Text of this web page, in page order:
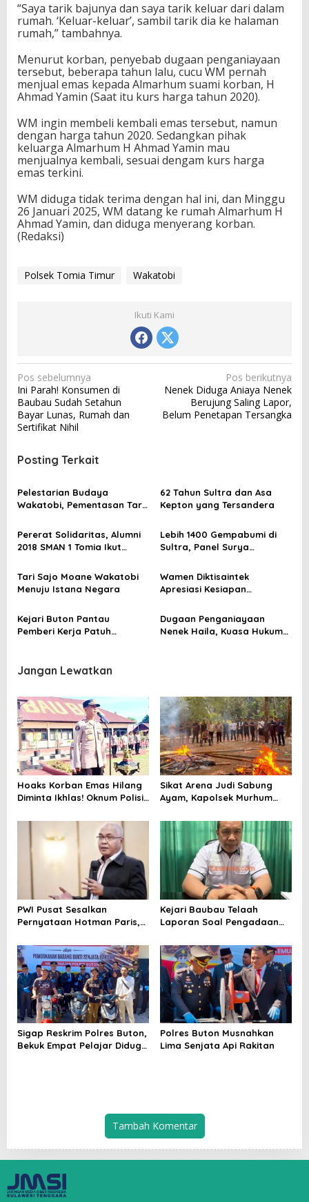
“Saya tarik bajunya dan saya tarik keluar dari dalam
rumah. ‘Keluar-keluar’, sambil tarik dia ke halaman
rumah,” tambahnya.
Menurut korban, penyebab dugaan penganiayaan
tersebut, beberapa tahun lalu, cucu WM pernah
menjual emas kepada Almarhum suami korban, H
Ahmad Yamin (Saat itu kurs harga tahun 2020).
WM ingin membeli kembali emas tersebut, namun
dengan harga tahun 2020. Sedangkan pihak
keluarga Almarhum H Ahmad Yamin mau
menjualnya kembali, sesuai dengam kurs harga
emas terkini.
WM diduga tidak terima dengan hal ini, dan Minggu
26 Januari 2025, WM datang ke rumah Almarhum H
Ahmad Yamin, dan diduga menyerang korban.
(Redaksi)
Polsek Tomia Timur Wakatobi
Ikuti Kami
N
a
v
i
g
s
i
p
o
s
Pos sebelumnya
Ini Parah! Konsumen di
Baubau Sudah Setahun
Bayar Lunas, Rumah dan
Sertifikat Nihil
Pos berikutnya
Nenek Diduga Aniaya Nenek
Berujung Saling Lapor,
Belum Penetapan Tersangka
Posting Terkait
Pelestarian Budaya
Wakatobi, Pementasan Tari
UNESCO
62 Tahun Sultra dan Asa
Kepton yang Tersandera
Pererat Solidaritas, Alumni
2018 SMAN 1 Tomia Ikut
Lebih 1400 Gempabumi di
Sultra, Panel Surya
Tari Sajo Moane Wakatobi
Menuju Istana Negara
Wamen Diktisaintek
Apresiasi Kesiapan
Sekolah Unggulan Garuda
Kejari Buton Pantau
Pemberi Kerja Patuh
Dugaan Penganiayaan
Nenek Haila, Kuasa Hukum
Jangan Lewatkan
Hoaks Korban Emas Hilang
Diminta Ikhlas! Oknum Polisi
Sikat Arena Judi Sabung
Ayam, Kapolsek Murhum
Bagi Perjudian
PWI Pusat Sesalkan
Pernyataan Hotman Paris,
Wartawan dan
Kemerdekaan Pers
Kejari Baubau Telaah
Laporan Soal Pengadaan
Sigap Reskrim Polres Buton,
Bekuk Empat Pelajar Diduga
Polres Buton Musnahkan
Lima Senjata Api Rakitan
Tambah Komentar